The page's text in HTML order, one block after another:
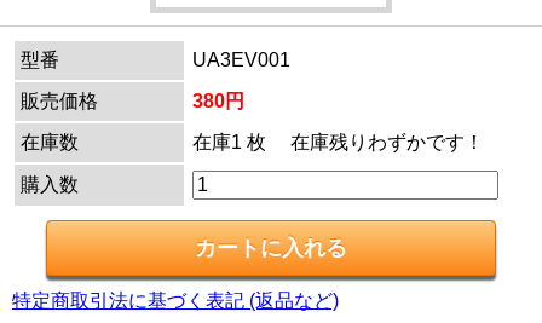
型番
UA3EV001
販売価格
380円
在庫数
在庫1 枚 在庫残りわずかです！
購入数
特定商取引法に基づく表記 (返品など)